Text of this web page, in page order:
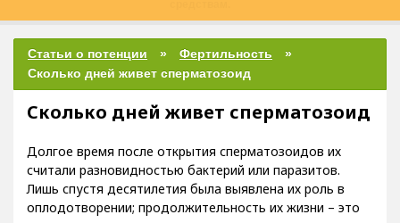
Статьи о потенции
Фертильность
Сколько дней живет сперматозоид
Сколько дней живет сперматозоид
считали разновидностью бактерий или паразитов.
Лишь спустя десятилетия была выявлена их роль в
оплодотворении; продолжительность их жизни – это
важная характеристика для мужчин, которые